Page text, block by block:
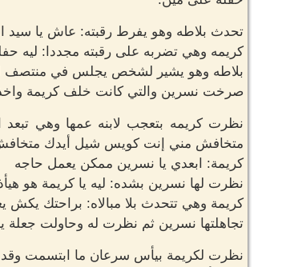
تحدث بلاطه وهو يفرط رقبته: عاش يا سيد
كريمه وهي تضربه على رقبته مجددا: ليه
بلاطه وهو يشير لشخص يجلس في منتصف
صرخت نسرين والتي كانت خلف كريمة
نظرت كريمه بتعجب لابنه عمها وهي
متخافش مني إنت كويس شيل أيدك
كريمة: ابعدي يا نسرين ممكن يعمل حاجه
نظرت لها نسرين بشده: ليه يا كريمة هو
كريمة وهي تتحدث بلا مبالاه: براحتك يكش
تجاهلتها نسرين ثم نظرت له وحاولت
نظرت لكريمة بيأس سرعان ما ابتسمت وقد